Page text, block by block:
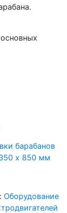
барабанов
х 850 мм
Оборудование